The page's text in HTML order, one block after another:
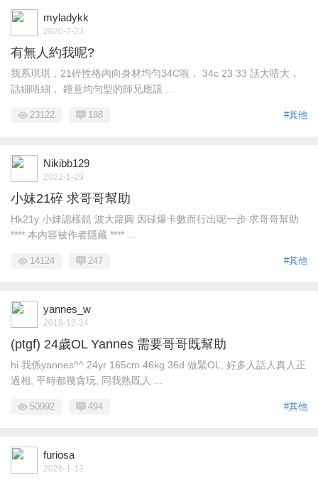
myladykk
2020-7-23
有無人約我呢?
我系琪琪，21碎性格內向身材均勻34C啦， 34c 23 33 話大唔大，
話細唔細， 鐘意均勻型的師兄應該 ...
#其他
23122 188
Nikibb129
2022-1-29
小妺21碎 求哥哥幫助
Hk21y 小妺認樣靚 波大籮圓 因碌爆卡數而行出呢一步 求哥哥幫助
**** 本內容被作者隱藏 **** ...
#其他
14124 247
yannes_w
2019-12-24
(ptgf) 24歲OL Yannes 需要哥哥既幫助
hi 我係yannes^^ 24yr 165cm 46kg 36d 做緊OL, 好多人話人真人正
過相, 平時都幾貪玩, 同我熟既人 ...
#其他
50992 494
furiosa
2026-1-13